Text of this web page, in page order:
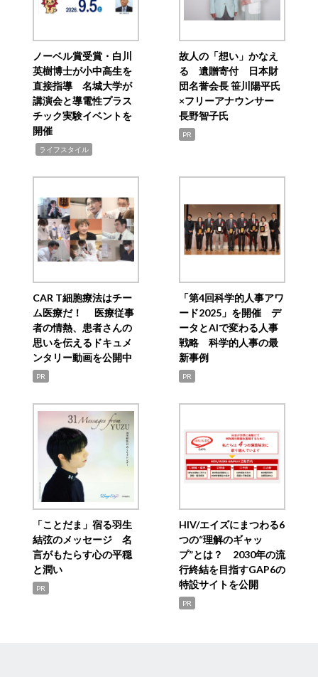
ノーベル賞受賞・白川
英樹博士が小中高生を
直接指導 名城大学が
講演会と導電性プラス
チック実験イベントを
開催
ライフスタイル
故人の「想い」かなえ
る 遺贈寄付 日本財
団名誉会長 笹川陽平氏
×フリーアナウンサー
長野智子氏
PR
CAR T細胞療法はチー
ム医療だ！ 医療従事
者の情熱、患者さんの
思いを伝えるドキュメ
ンタリー動画を公開中
PR
「第4回科学的人事アワ
ード2025」を開催 デ
ータとAIで変わる人事
戦略 科学的人事の最
新事例
PR
「ことだま」宿る羽生
結弦のメッセージ 名
言がもたらす心の平穏
と潤い
PR
HIV/エイズにまつわる6
つの“理解のギャッ
プ”とは？ 2030年の流
行終結を目指すGAP6の
特設サイトを公開
PR